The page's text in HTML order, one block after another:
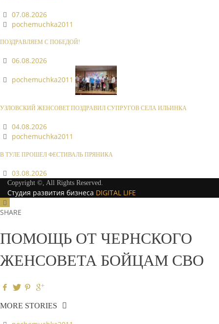
07.08.2026
pochemuchka2011
ПОЗДРАВЛЯЕМ С ПОБЕДОЙ!
06.08.2026
pochemuchka2011
УЗЛОВСКИЙ ЖЕНСОВЕТ ПОЗДРАВИЛ СУПРУГОВ СЕЛА ИЛЬИНКА
04.08.2026
pochemuchka2011
В ТУЛЕ ПРОШЕЛ ФЕСТИВАЛЬ ПРЯНИКА
03.08.2026
Copyright ©, All Rights Reserved.
Студия развития бизнеса DIGITAL LIFE
SHARE
ПОМОЩЬ ОТ ЧЕРНСКОГО
ЖЕНСОВЕТА БОЙЦАМ СВО
MORE STORIES